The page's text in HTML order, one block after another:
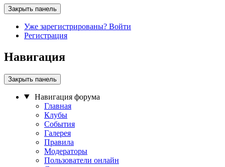
Закрыть панель
Уже зарегистрированы? Войти
Регистрация
Навигация
Закрыть панель
Навигация форума
Главная
Клубы
События
Галерея
Правила
Модераторы
Пользователи онлайн